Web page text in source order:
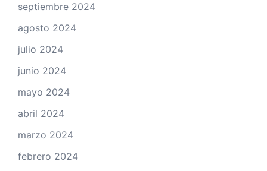
septiembre 2024
agosto 2024
julio 2024
junio 2024
mayo 2024
abril 2024
marzo 2024
febrero 2024